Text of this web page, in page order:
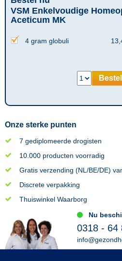
VSM Enkelvoudige
Aceticum MK
4 gram globuli
Onze sterke punten
7 gediplomeerde drogisten
10.000 producten voorradig
Gratis verzending (NL/BE/DE)
Discrete verpakking
Thuiswinkel Waarborg
Nu
0318 - 64